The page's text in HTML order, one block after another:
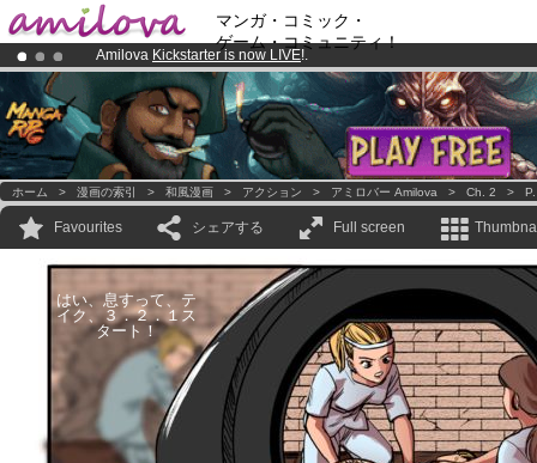
マンガ・コミック・
ゲーム・コミュニティ！
Amilova Kickstarter is now LIVE!.
Already 100000membersand 1000comics & mangas!.
Premium membership from3.95 euros per month !Get membership
ホーム > 漫画の索引 > 和風漫画 > アクション > アミロバー Amilova > Ch. 2 >
Favourites シェアする Full screen
はい、息すって、テ
イク、３．２．１ス
タート！